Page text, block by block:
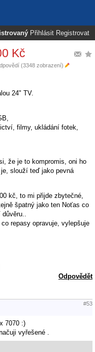
Přihlásit Registrovat
Kč
(3348 zobrazení)
24" TV.
filmy, ukládání fotek,
že je to kompromis, oni ho
slouží teď jako pevná
kč, to mi přijde zbytečné,
špatný jako ten Noťas co
repasy opravuje, vylepšuje
Odpovědět
#53
7070 :)
vyřešené .